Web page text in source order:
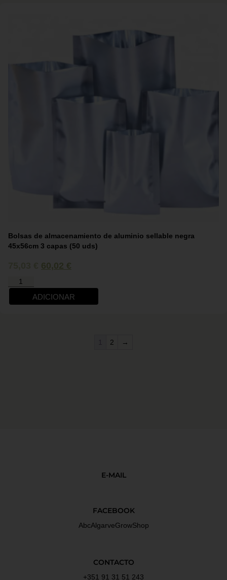
Bolsas de almacenamiento de aluminio sellable negra
45x56cm 3 capas (50 uds)
60,02 €
ADICIONAR
2 →
E-MAIL
FACEBOOK
AbcAlgarveGrowShop
CONTACTO
+351 91 31 51 243